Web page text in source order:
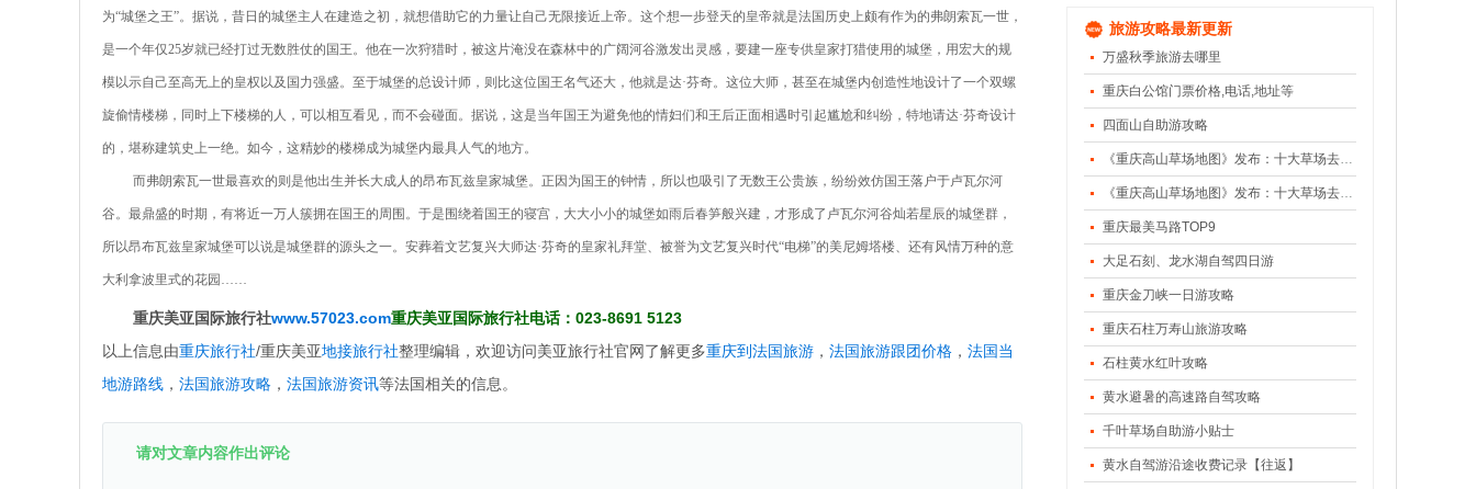
为“城堡之王”。据说，昔日的城堡主人在建造之初，就想借助它的力量让自己无限接近上帝。这个想一步登天的皇帝就是法国历史上颇有作为的弗朗索瓦一世，
是一个年仅25岁就已经打过无数胜仗的国王。他在一次狩猎时，被这片淹没在森林中的广阔河谷激发出灵感，要建一座专供皇家打猎使用的城堡，用宏大的规
模以示自己至高无上的皇权以及国力强盛。至于城堡的总设计师，则比这位国王名气还大，他就是达·芬奇。这位大师，甚至在城堡内创造性地设计了一个双螺
旋偷情楼梯，同时上下楼梯的人，可以相互看见，而不会碰面。据说，这是当年国王为避免他的情妇们和王后正面相遇时引起尴尬和纠纷，特地请达·芬奇设计
的，堪称建筑史上一绝。如今，这精妙的楼梯成为城堡内最具人气的地方。
而弗朗索瓦一世最喜欢的则是他出生并长大成人的昂布瓦兹皇家城堡。正因为国王的钟情，所以也吸引了无数王公贵族，纷纷效仿国王落户于卢瓦尔河
谷。最鼎盛的时期，有将近一万人簇拥在国王的周围。于是围绕着国王的寝宫，大大小小的城堡如雨后春笋般兴建，才形成了卢瓦尔河谷灿若星辰的城堡群，
所以昂布瓦兹皇家城堡可以说是城堡群的源头之一。安葬着文艺复兴大师达·芬奇的皇家礼拜堂、被誉为文艺复兴时代“电梯”的美尼姆塔楼、还有风情万种的意
大利拿波里式的花园……
重庆美亚国际旅行社www.57023.com重庆美亚国际旅行社电话：023-8691 5123
以上信息由重庆旅行社/重庆美亚地接旅行社整理编辑，欢迎访问美亚旅行社官网了解更多重庆到法国旅游 ， 法国旅游跟团价格 ， 法国当
地游路线 ， 法国旅游攻略 ， 法国旅游资讯等法国相关的信息。
请对文章内容作出评论
旅游攻略最新更新
万盛秋季旅游去哪里
重庆白公馆门票价格,电话,地址等
四面山自助游攻略
《重庆高山草场地图》发布：十大草场去避暑（下）
《重庆高山草场地图》发布：十大草场去避暑（上）
重庆最美马路TOP9
大足石刻、龙水湖自驾四日游
重庆金刀峡一日游攻略
重庆石柱万寿山旅游攻略
石柱黄水红叶攻略
黄水避暑的高速路自驾攻略
千叶草场自助游小贴士
黄水自驾游沿途收费记录【往返】